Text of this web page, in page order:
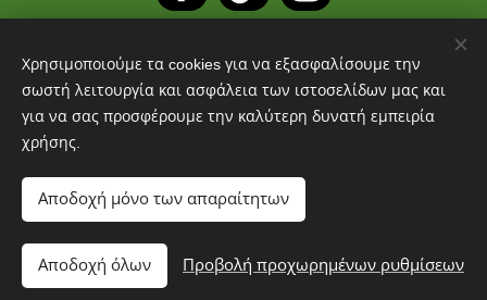
Προσθήκη στο καλάθι
ΔΩΡΕΑΝ ΜΕΤΑΦΟΡΙΚΑ ΓΙΑ
ΠΑΡΑΓΓΕΛΙΕΣ ΑΝΩ ΤΩΝ 30 ΕΥΡΩ
Cookies
Χρησιμοποιούμε τα cookies για να εξασφαλίσουμε την
σωστή λειτουργία και ασφάλεια των ιστοσελίδων μας και
για να σας προσφέρουμε την καλύτερη δυνατή εμπειρία
χρήσης.
Αποδοχή μόνο των απαραίτητων
Αποδοχή όλων Προβολή προχωρημένων ρυθμίσεων